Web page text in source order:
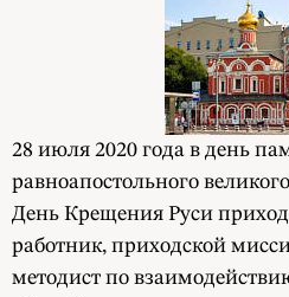
28 июля 2020 года в день
равноапостольного
День Крещения Руси
работник, приходской
методист по